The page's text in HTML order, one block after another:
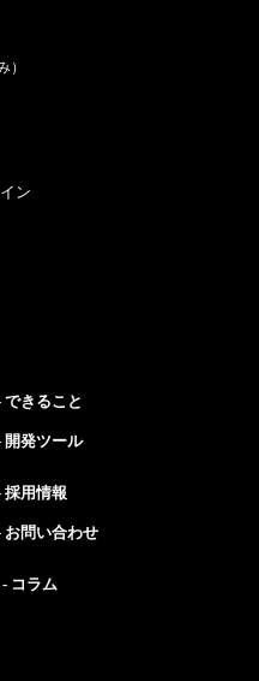
）
ン
できること
開発ツール
採用情報
お問い合わせ
コラム